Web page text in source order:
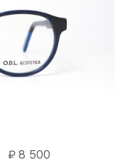
₽8 500